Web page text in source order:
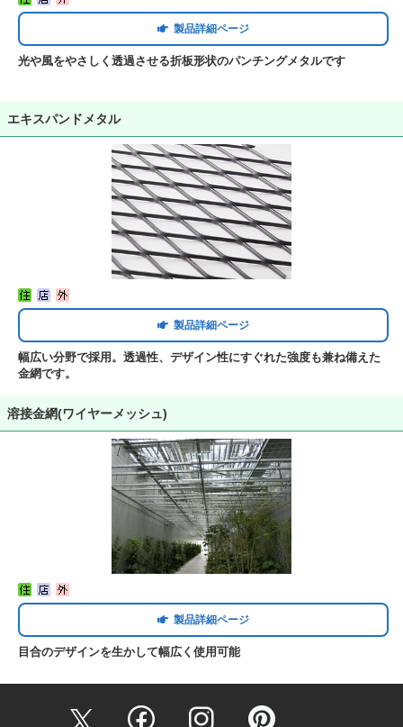
製品詳細ページ
光や風をやさしく透過させる折板形状のパンチングメタルです
エキスパンドメタル
製品詳細ページ
幅広い分野で採用。透過性、デザイン性にすぐれた強度も兼ね備えた
金網です。
溶接金網(ワイヤーメッシュ)
製品詳細ページ
目合のデザインを生かして幅広く使用可能